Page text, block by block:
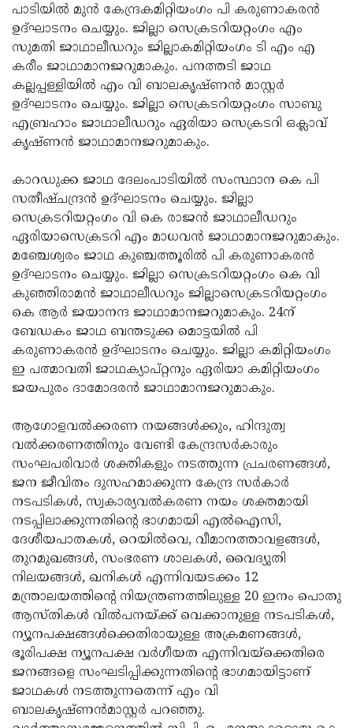
പാടിയില്‍ മുന്‍ കേന്ദ്രകമിറ്റിയംഗം പി കരുണാകരന്‍
ഉദ്ഘാടനം ചെയ്യും. ജില്ലാ സെക്രടറിയറ്റംഗം എം
സുമതി ജാഥാലീഡറും ജില്ലാകമിറ്റിയംഗം ടി എം എ
കരീം ജാഥാമാനജറുമാകും. പനത്തടി ജാഥ
കല്ലപ്പള്ളിയില്‍ എം വി ബാലകൃഷ്ണന്‍ മാസ്റ്റര്‍
ഉദ്ഘാടനം ചെയ്യും. ജില്ലാ സെക്രടറിയറ്റംഗം സാബു
എബ്രഹാം ജാഥാലീഡറും ഏരിയാ സെക്രടറി ഒക്ലാവ്
കൃഷ്ണന്‍ ജാഥാമാനജറുമാകും.
കാറഡുക്ക ജാഥ ദേലംപാടിയില്‍ സംസ്ഥാന കെ പി
സതീഷ്ചന്ദ്രന്‍ ഉദ്ഘാടനം ചെയ്യും. ജില്ലാ
സെക്രടറിയറ്റംഗം വി കെ രാജന്‍ ജാഥാലീഡറും
ഏരിയാസെക്രടറി എം മാധവന്‍ ജാഥാമാനജറുമാകും.
മഞ്ചേശ്വരം ജാഥ കുഞ്ചത്തൂരില്‍ പി കരുണാകരന്‍
ഉദ്ഘാടനം ചെയ്യും. ജില്ലാ സെക്രടറിയറ്റംഗം കെ വി
കുഞ്ഞിരാമന്‍ ജാഥാലീഡറും ജില്ലാസെക്രടറിയറ്റംഗം
കെ ആര്‍ ജയാനന്ദ ജാഥാമാനജറുമാകും. 24ന്
ബേഡകം ജാഥ ബന്തടുക്ക മൊട്ടയില്‍ പി
കരുണാകരന്‍ ഉദ്ഘാടനം ചെയ്യും. ജില്ലാ കമിറ്റിയംഗം
ഇ പത്മാവതി ജാഥക്യാപ്റ്റനും ഏരിയാ കമിറ്റിയംഗം
ജയപുരം ദാമോദരന്‍ ജാഥാമാനജറുമാകും.
ആഗോളവല്‍ക്കരണ നയങ്ങള്‍ക്കും, ഹിന്ദുത്വ
വല്‍ക്കരണത്തിനും വേണ്ടി കേന്ദ്രസര്‍കാരും
സംഘപരിവാര്‍ ശക്തികളും നടത്തുന്ന പ്രചരണങ്ങള്‍,
ജന ജീവിതം ദുസഹമാക്കുന്ന കേന്ദ്ര സര്‍കാര്‍
നടപടികള്‍, സ്വകാര്യവല്‍കരണ നയം ശക്തമായി
നടപ്പിലാക്കുന്നതിന്റെ ഭാഗമായി എല്‍ഐസി,
ദേശീയപാതകള്‍, റെയില്‍വെ, വീമാനത്താവളങ്ങള്‍,
തുറമുഖങ്ങള്‍, സംഭരണ ശാലകള്‍, വൈദ്യുതി
നിലയങ്ങള്‍, ഖനികള്‍ എന്നിവയടക്കം 12
മന്ത്രാലയത്തിന്റെ നിയന്ത്രണത്തിലുള്ള 20 ഇനം പൊതു
ആസ്തികള്‍ വില്‍പനയ്ക്ക് വെക്കാനുള്ള നടപടികള്‍,
ന്യൂനപക്ഷങ്ങള്‍ക്കെതിരായുള്ള അക്രമണങ്ങള്‍,
ഭൂരിപക്ഷ ന്യൂനപക്ഷ വര്‍ഗീയത എന്നിവയ്ക്കെതിരെ
ജനങ്ങളെ സംഘടിപ്പിക്കുന്നതിന്റെ ഭാഗമായിട്ടാണ്
ജാഥകള്‍ നടത്തുന്നതെന്ന് എം വി
ബാലകൃഷ്ണന്‍മാസ്റ്റര്‍ പറഞ്ഞു.